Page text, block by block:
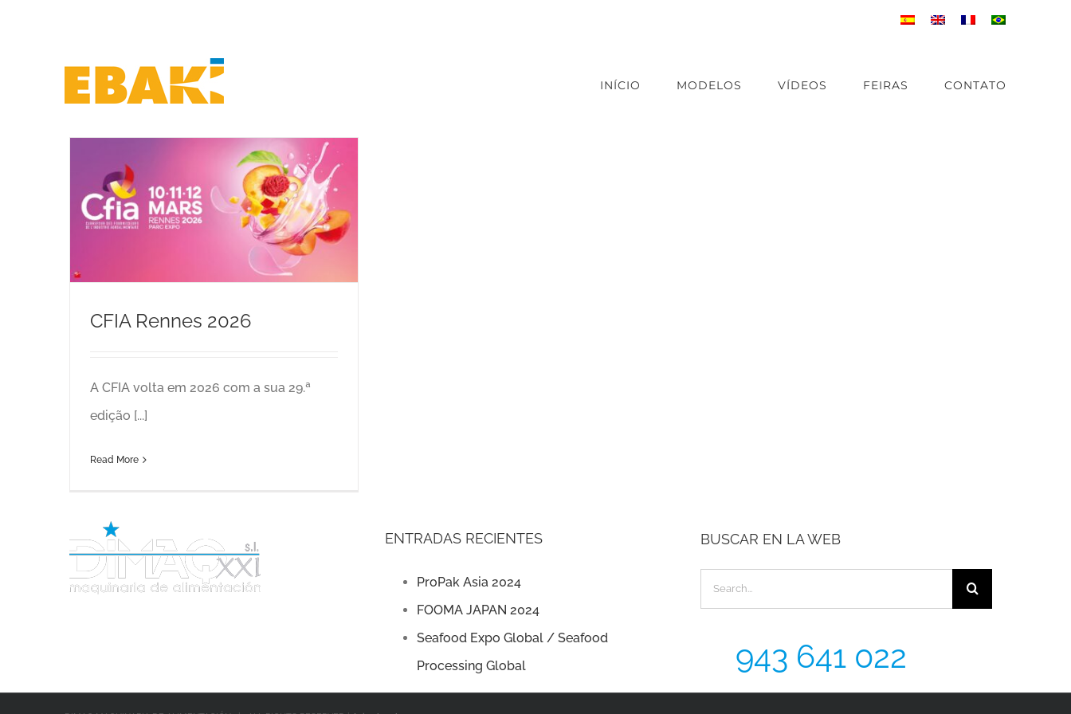
INÍCIO MODELOS VÍDEOS FEIRAS CONTATO
CFIA Rennes 2026
A CFIA volta em 2026 com a sua 29.ª
edição [...]
Read More
ENTRADAS RECIENTES
ProPak Asia 2024
FOOMA JAPAN 2024
Seafood Expo Global / Seafood
Processing Global
BUSCAR EN LA WEB
Search
for:
943 641 022